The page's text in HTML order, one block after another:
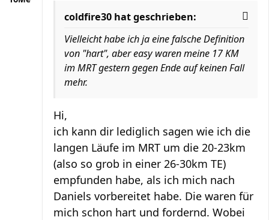
coldfire30 hat geschrieben:
Vielleicht habe ich ja eine falsche Definition
von "hart", aber easy waren meine 17 KM
im MRT gestern gegen Ende auf keinen Fall
mehr.
Hi,
ich kann dir lediglich sagen wie ich die
langen Läufe im MRT um die 20-23km
(also so grob in einer 26-30km TE)
empfunden habe, als ich mich nach
Daniels vorbereitet habe. Die waren für
mich schon hart und fordernd. Wobei